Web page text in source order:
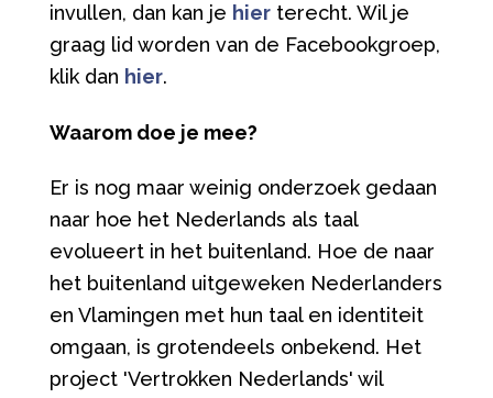
invullen, dan kan je hierterecht. Wil je
graag lid worden van de Facebookgroep,
klik dan hier.
Waarom doe je mee?
Er is nog maar weinig onderzoek gedaan
naar hoe het Nederlands als taal
evolueert in het buitenland. Hoe de naar
het buitenland uitgeweken Nederlanders
en Vlamingen met hun taal en identiteit
omgaan, is grotendeels onbekend. Het
project 'Vertrokken Nederlands' wil